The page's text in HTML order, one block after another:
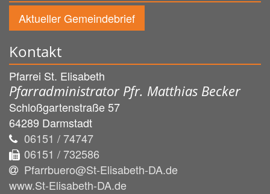
Aktueller Gemeindebrief
Kontakt
Pfarrei St. Elisabeth
Pfarradministrator Pfr. Matthias Becker
Schloßgartenstraße 57
64289 Darmstadt
06151 / 74747
06151 / 732586
Pfarrbuero@St-Elisabeth-DA.de
www.St-Elisabeth-DA.de